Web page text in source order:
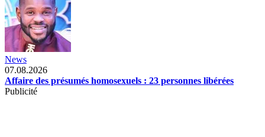
News
07.08.2026
Affaire des présumés homosexuels : 23 personnes libérées
Publicité